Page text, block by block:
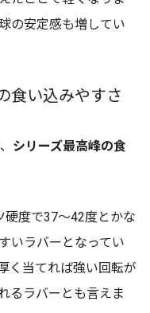
の安定感も増してい
食い込みやすさ
シリーズ最高峰の食
硬度で37～42度とかな
いラバーとなってい
く当てれば強い回転が
るラバーとも言えま